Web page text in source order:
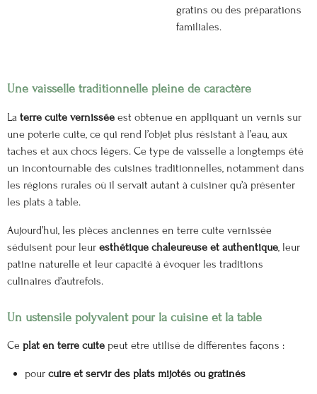
gratins ou des préparations
familiales.
Une vaisselle traditionnelle pleine de caractère
La terre cuite vernissée est obtenue en appliquant un vernis sur
une poterie cuite, ce qui rend l’objet plus résistant à l’eau, aux
taches et aux chocs légers. Ce type de vaisselle a longtemps été
un incontournable des cuisines traditionnelles, notamment dans
les régions rurales où il servait autant à cuisiner qu’à présenter
les plats à table.
Aujourd’hui, les pièces anciennes en terre cuite vernissée
séduisent pour leur esthétique chaleureuse et authentique, leur
patine naturelle et leur capacité à évoquer les traditions
culinaires d’autrefois.
Un ustensile polyvalent pour la cuisine et la table
Ce plat en terre cuite peut être utilisé de différentes façons :
pour cuire et servir des plats mijotés ou gratinés